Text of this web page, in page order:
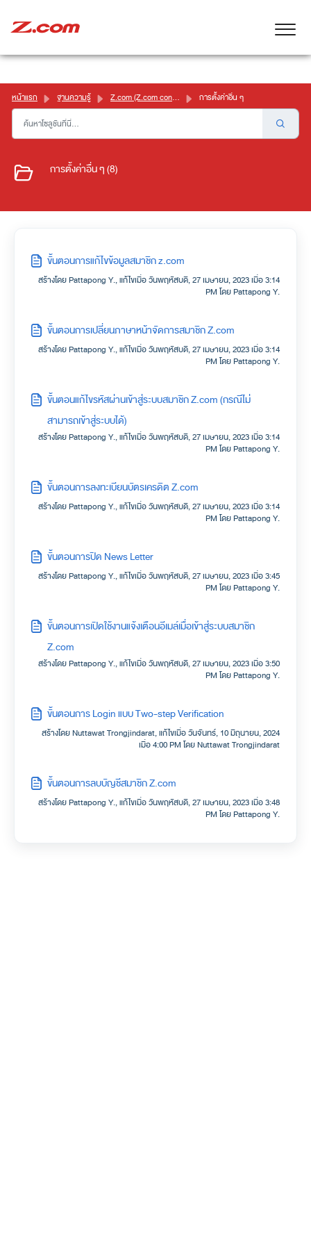
หน้าแรก ฐานความรู้ Z.com (Z.com control panel) การตั้งค่าอื่น ๆ
การตั้งค่าอื่น ๆ (8)
ขั้นตอนการแก้ไขข้อมูลสมาชิก z.com
สร้างโดย Pattapong Y., แก้ไขเมื่อ วันพฤหัสบดี, 27 เมษายน, 2023 เมื่อ 3:14
PM โดย Pattapong Y.
ขั้นตอนการเปลี่ยนภาษาหน้าจัดการสมาชิก Z.com
สร้างโดย Pattapong Y., แก้ไขเมื่อ วันพฤหัสบดี, 27 เมษายน, 2023 เมื่อ 3:14
PM โดย Pattapong Y.
ขั้นตอนแก้ไขรหัสผ่านเข้าสู่ระบบสมาชิก Z.com (กรณีไม่
สามารถเข้าสู่ระบบได้)
สร้างโดย Pattapong Y., แก้ไขเมื่อ วันพฤหัสบดี, 27 เมษายน, 2023 เมื่อ 3:14
PM โดย Pattapong Y.
ขั้นตอนการลงทะเบียนบัตรเครดิต Z.com
สร้างโดย Pattapong Y., แก้ไขเมื่อ วันพฤหัสบดี, 27 เมษายน, 2023 เมื่อ 3:14
PM โดย Pattapong Y.
ขั้นตอนการปิด News Letter
สร้างโดย Pattapong Y., แก้ไขเมื่อ วันพฤหัสบดี, 27 เมษายน, 2023 เมื่อ 3:45
PM โดย Pattapong Y.
ขั้นตอนการเปิดใช้งานแจ้งเตือนอีเมล์เมื่อเข้าสู่ระบบสมาชิก
Z.com
สร้างโดย Pattapong Y., แก้ไขเมื่อ วันพฤหัสบดี, 27 เมษายน, 2023 เมื่อ 3:50
PM โดย Pattapong Y.
ขั้นตอนการ Login แบบ Two-step Verification
สร้างโดย Nuttawat Trongjindarat, แก้ไขเมื่อ วันจันทร์, 10 มิถุนายน, 2024
เมื่อ 4:00 PM โดย Nuttawat Trongjindarat
ขั้นตอนการลบบัญชีสมาชิก Z.com
สร้างโดย Pattapong Y., แก้ไขเมื่อ วันพฤหัสบดี, 27 เมษายน, 2023 เมื่อ 3:48
PM โดย Pattapong Y.